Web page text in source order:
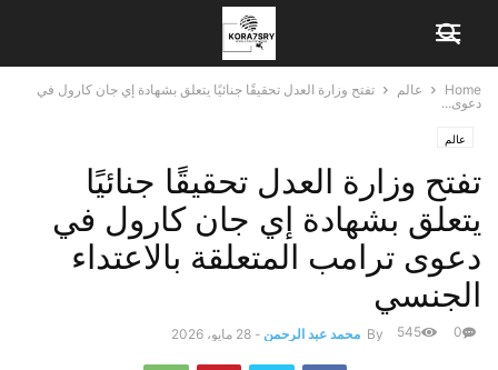
Home عالم
تفتح وزارة العدل تحقيقًا جنائيًا يتعلق بشهادة إي جان كارول في
دعوى...
عالم
تفتح وزارة العدل تحقيقًا جنائيًا
يتعلق بشهادة إي جان كارول في
دعوى ترامب المتعلقة بالاعتداء
الجنسي
By محمد عبد الرحمن - 28 مايو، 2026 0
545